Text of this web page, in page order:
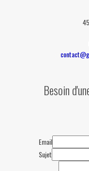
Besoin
Email
Sujet